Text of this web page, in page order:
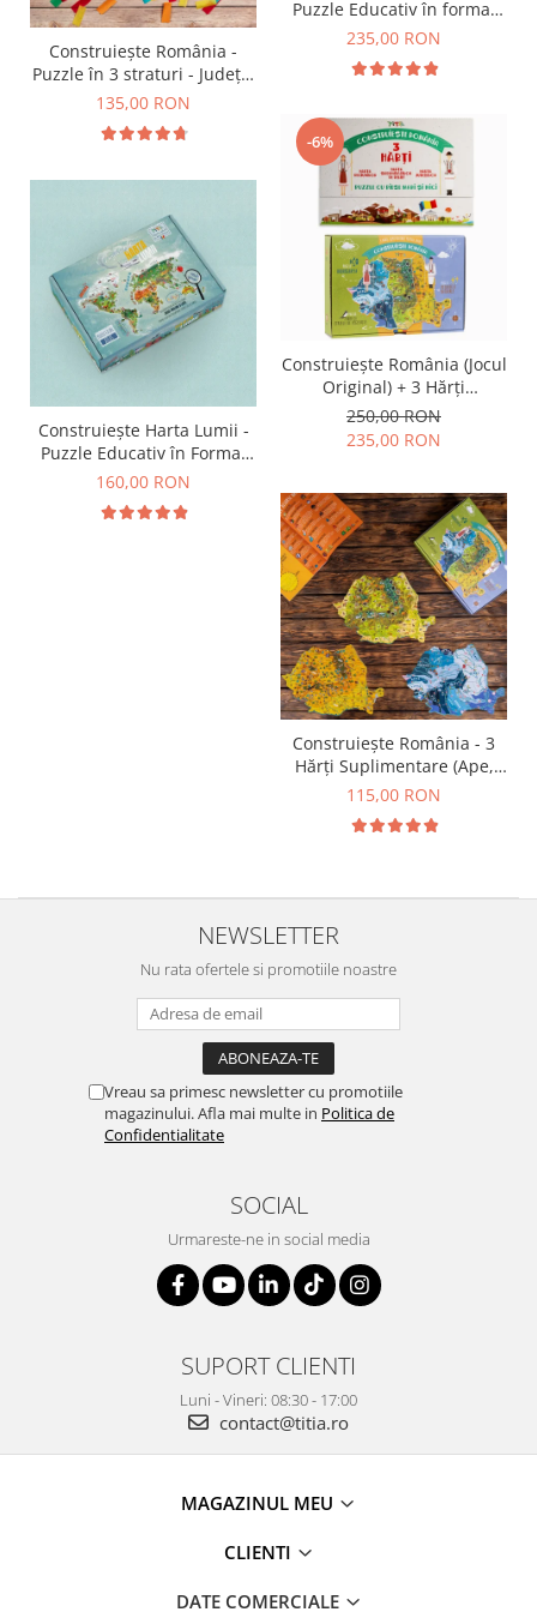
10 Ani
11 - 14 Ani
Colecția Păcălici
Construiește România -
Puzzle în 3 straturi - Județe,
Regiuni, Relief
135,00 RON
Puzzle Educativ în format
mare - Țări, Relief, Steaguri
235,00 RON
-6%
Construiește România (Jocul
Original) + 3 Hărți
Suplimentare
250,00 RON
235,00 RON
Construiește Harta Lumii -
Puzzle Educativ în Format
Mare
160,00 RON
Construiește România - 3
Hărți Suplimentare (Ape,
Resurse, Vegetație și Faună)
115,00 RON
NEWSLETTER
Nu rata ofertele si promotiile noastre
Vreau sa primesc newsletter cu promotiile
magazinului. Afla mai multe in Politica de
Confidentialitate
SOCIAL
Urmareste-ne in social media
SUPORT CLIENTI
Luni - Vineri: 08:30 - 17:00
contact@titia.ro
MAGAZINUL MEU
CLIENTI
DATE COMERCIALE